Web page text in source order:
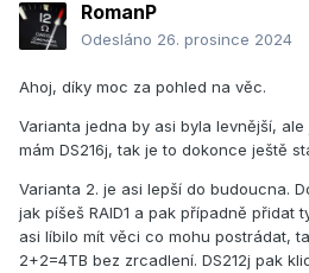
RomanP
Odesláno 26. prosince 2024
Ahoj, díky moc za pohled na věc.
Varianta jedna by asi byla levnější,
mám DS216j, tak je to dokonce ještě
Varianta 2. je asi lepší do budoucna.
jak píšeš RAID1 a pak případně přidat
asi líbilo mít věci co mohu postrádat,
2+2=4TB bez zrcadlení. DS212j pak